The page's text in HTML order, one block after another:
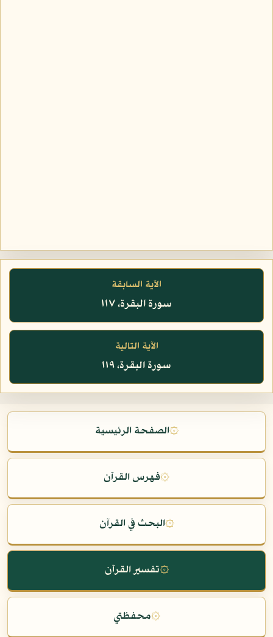
الآية السابقة
سورة البقرة، ١١٧
الآية التالية
سورة البقرة، ١١٩
۞الصفحة الرئيسية
۞فهرس القرآن
۞البحث في القرآن
۞تفسير القرآن
۞محفظتي